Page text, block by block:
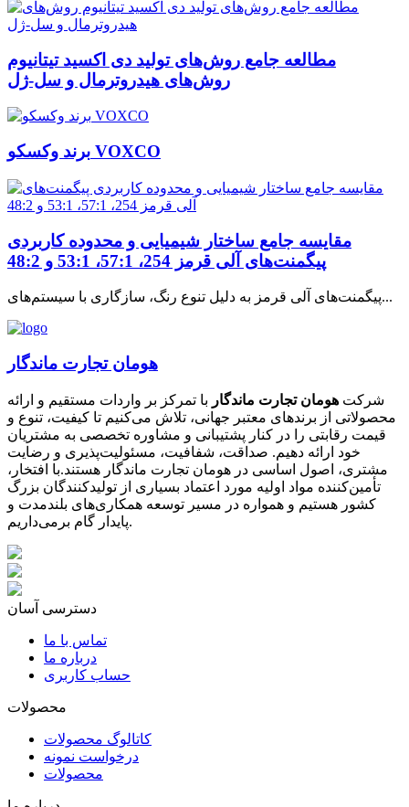
مطالعه جامع روش‌های تولید دی اکسید تیتانیوم
روش‌های هیدروترمال و سل-ژل
برند وکسکو VOXCO
مقایسه جامع ساختار شیمیایی و محدوده کاربردی
پیگمنت‌های آلی قرمز 254، 57:1، 53:1 و 48:2
پیگمنت‌های آلی قرمز به دلیل تنوع رنگ، سازگاری با سیستم‌های...
هومان تجارت ماندگار
شرکت هومان تجارت ماندگار با تمرکز بر واردات مستقیم و ارائه
محصولاتی از برندهای معتبر جهانی، تلاش می‌کنیم تا کیفیت، تنوع و
قیمت رقابتی را در کنار پشتیبانی و مشاوره تخصصی به مشتریان
خود ارائه دهیم. صداقت، شفافیت، مسئولیت‌پذیری و رضایت
مشتری، اصول اساسی در هومان تجارت ماندگار هستند.با افتخار،
تأمین‌کننده مواد اولیه مورد اعتماد بسیاری از تولیدکنندگان بزرگ
کشور هستیم و همواره در مسیر توسعه همکاری‌های بلندمدت و
پایدار گام برمی‌داریم.
دسترسی آسان
تماس با ما
درباره ما
حساب کاربری
محصولات
کاتالوگ محصولات
درخواست نمونه
محصولات